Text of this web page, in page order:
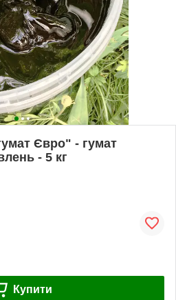
Євро" - гумат
- 5 кг
Купити